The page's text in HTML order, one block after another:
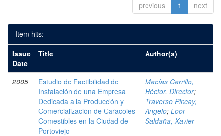
previous 1 next
Item hits:
Issue
Date
Title Author(s)
2005
Estudio de Factibilidad de
Instalación de una Empresa
Dedicada a la Producción y
Comercialización de Caracoles
Comestibles en la Ciudad de
Portoviejo
Macías Carrillo,
Héctor, Director;
Traverso Pincay,
Angelo; Loor
Saldaña, Xavier